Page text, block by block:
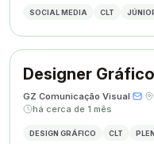
SOCIAL MEDIA CLT
Designer Gráfico
GZ Comunicação Visual· ·
há cerca de 1 mês
DESIGN GRÁFICO CLT